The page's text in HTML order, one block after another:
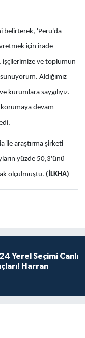
belirterek, 'Peru'da
için irade
işçilerimize ve toplumun
Aldığımız
kurumlara saygılıyız.
korumaya devam
ile araştırma şirketi
yüzde 50,3'ünü
ölçülmüştü. (İLKHA)
Yerel Seçimi Canlı
Harran